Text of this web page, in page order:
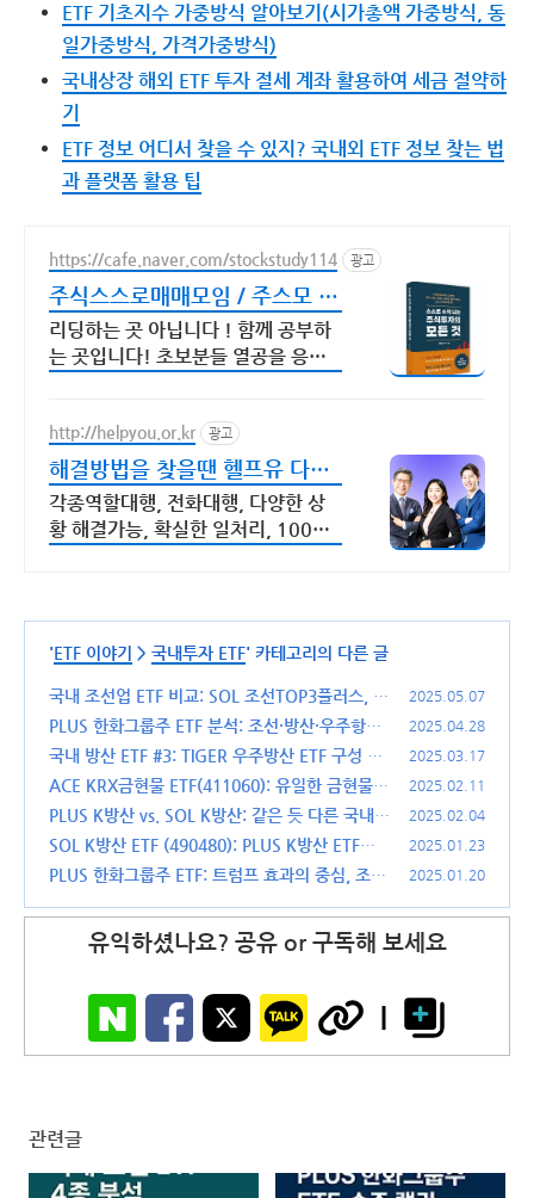
ETF 기초지수 가중방식 알아보기(시가총액 가중방식, 동
일가중방식, 가격가중방식)
국내상장 해외 ETF 투자 절세 계좌 활용하여 세금 절약하
기
ETF 정보 어디서 찾을 수 있지? 국내외 ETF 정보 찾는 법
과 플랫폼 활용 팁
https://cafe.naver.com/stockstudy114 광고
주식스스로매매모임 / 주스모 스
스로 공부법을 배웁니다 !
리딩하는 곳 아닙니다 ! 함께 공부하
는 곳입니다! 초보분들 열공을 응원
http://helpyou.or.kr 광고
해결방법을 찾을땐 헬프유 다양
하고 어려운 상황해결가능
각종역할대행, 전화대행, 다양한 상
황 해결가능, 확실한 일처리, 100%
'ETF 이야기 > 국내투자 ETF' 카테고리의 다른 글
국내 조선업 ETF 비교: SOL 조선TOP3플러스, TI
GER 조선TOP10, KODEX K-친환경조선해운액
티브, HANARO Fn조선해운-수익률과 전략의 차
2025.05.07
PLUS 한화그룹주 ETF 분석: 조선·방산·우주항공·
에너지 4대 산업군이 이끄는 성장 (0000J0)
(1)
2025.04.28
국내 방산 ETF #3: TIGER 우주방산 ETF 구성 종
목, 수익율 그리고 투자 전망 (463250)
(1)
2025.03.17
ACE KRX금현물 ETF(411060): 유일한 금현물 E
TF
(0)
2025.02.11
PLUS K방산 vs. SOL K방산: 같은 듯 다른 국내
방위산업 ETF 비교 분석
(0)
2025.02.04
SOL K방산 ETF (490480): PLUS K방산 ETF를
넘을 새로운 도전자?
(1)
2025.01.23
PLUS 한화그룹주 ETF: 트럼프 효과의 중심, 조선
2025.01.20
유익하셨나요? 공유 or 구독해 보세요
관련글